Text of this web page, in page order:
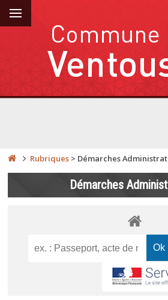
Rubriques > Démarches
Démarches